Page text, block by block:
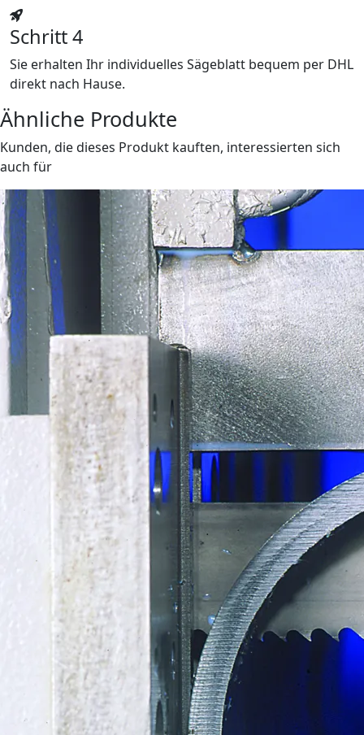
Schritt 4
Sie erhalten Ihr individuelles Sägeblatt bequem per DHL
direkt nach Hause.
Ähnliche Produkte
Kunden, die dieses Produkt kauften, interessierten sich
auch für